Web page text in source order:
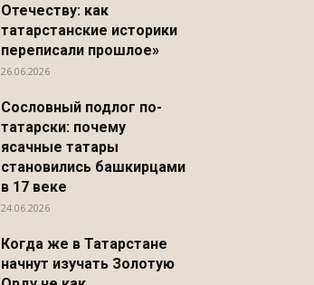
Отечеству: как
татарстанские историки
переписали прошлое»
26.06.2026
Сословный подлог по-
татарски: почему
ясачные татары
становились башкирцами
в 17 веке
24.06.2026
Когда же в Татарстане
начнут изучать Золотую